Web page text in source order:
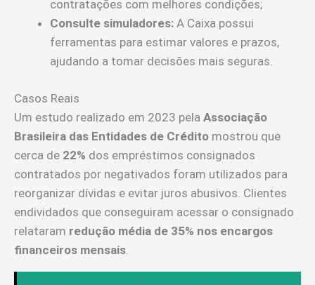
contratações com melhores condições;
Consulte simuladores: A Caixa possui
ferramentas para estimar valores e prazos,
ajudando a tomar decisões mais seguras.
Casos Reais
Um estudo realizado em 2023 pela Associação
Brasileira das Entidades de Crédito mostrou que
cerca de 22% dos empréstimos consignados
contratados por negativados foram utilizados para
reorganizar dívidas e evitar juros abusivos. Clientes
endividados que conseguiram acessar o consignado
relataram redução média de 35% nos encargos
financeiros mensais